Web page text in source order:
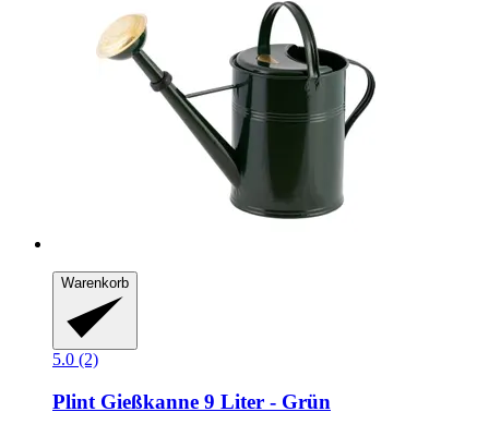
Warenkorb
5.0 (2)
Plint Gießkanne 9 Liter -​ Grün